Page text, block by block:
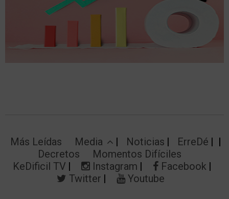
Más Leídas Media Noticias
ErreDé
Decretos
Momentos Difíciles
KeDificil TV
Instagram
Facebook
Twitter
Youtube